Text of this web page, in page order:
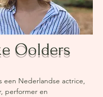
Oolders
een Nederlandse actrice,
performer en